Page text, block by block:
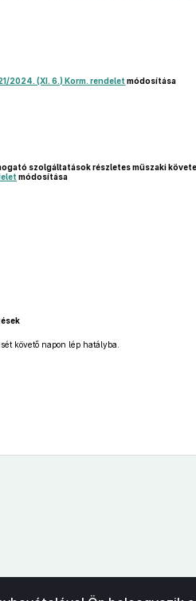
2024. (XI. 6.) Korm. rendelet módosítása
szolgáltatások részletes műszaki
módosítása
követő napon lép hatályba.